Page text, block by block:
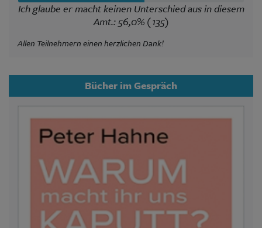
Ich glaube er macht keinen Unterschied aus in diesem
Amt.: 56,0% (135)
Allen Teilnehmern einen herzlichen Dank!
Bücher im Gespräch